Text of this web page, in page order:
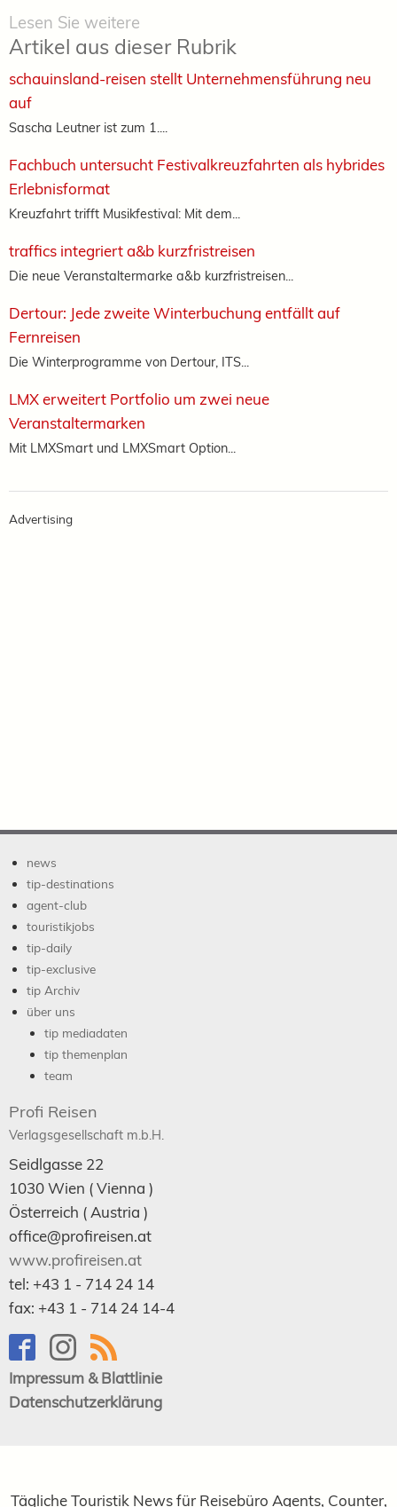
Lesen Sie weitere
Artikel aus dieser Rubrik
schauinsland-reisen stellt Unternehmensführung neu
auf
Sascha Leutner ist zum 1....
Fachbuch untersucht Festivalkreuzfahrten als hybrides
Erlebnisformat
Kreuzfahrt trifft Musikfestival: Mit dem...
traffics integriert a&b kurzfristreisen
Die neue Veranstaltermarke a&b kurzfristreisen...
Dertour: Jede zweite Winterbuchung entfällt auf
Fernreisen
Die Winterprogramme von Dertour, ITS...
LMX erweitert Portfolio um zwei neue
Veranstaltermarken
Mit LMXSmart und LMXSmart Option...
Advertising
news
tip-destinations
agent-club
touristikjobs
tip-daily
tip-exclusive
tip Archiv
über uns
tip mediadaten
tip themenplan
team
Profi Reisen
Verlagsgesellschaft m.b.H.
Seidlgasse 22
1030Wien ( Vienna )
Österreich ( Austria )
office@profireisen.at
www.profireisen.at
tel: +43 1 - 714 24 14
fax: +43 1 - 714 24 14-4
Impressum & Blattlinie
Datenschutzerklärung
Tägliche Touristik News für Reisebüro Agents, Counter,